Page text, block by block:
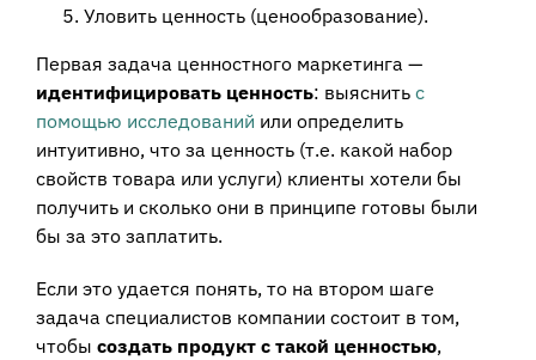
Уловить ценность (ценообразование).
Первая задача ценностного маркетинга —
идентифицировать ценность: выяснить с
помощью исследований или определить
интуитивно, что за ценность (т.е. какой набор
свойств товара или услуги) клиенты хотели бы
получить и сколько они в принципе готовы были
бы за это заплатить.
Если это удается понять, то на втором шаге
задача специалистов компании состоит в том,
чтобы создать продукт с такой ценностью,